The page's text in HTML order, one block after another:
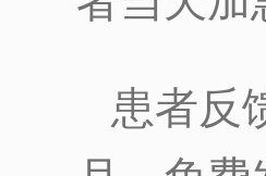
患者反